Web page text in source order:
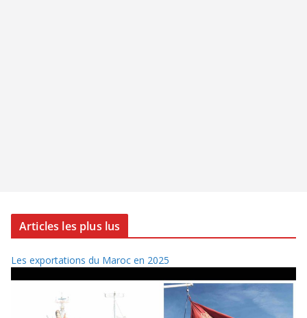
Articles les plus lus
Les exportations du Maroc en 2025